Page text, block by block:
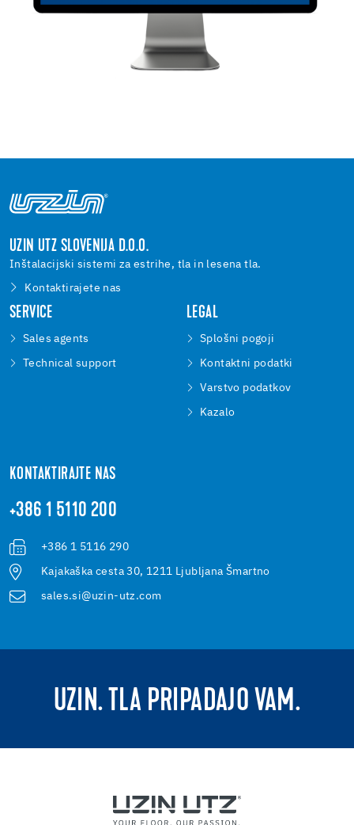
UZIN UTZ SLOVENIJA D.O.O.
Inštalacijski sistemi za estrihe, tla in lesena tla.
Kontaktirajete nas
SERVICE
Sales agents
Technical support
LEGAL
Splošni pogoji
Kontaktni podatki
Varstvo podatkov
Kazalo
KONTAKTIRAJTE NAS
+386 1 5110 200
+386 1 5116 290
Kajakaška cesta 30, 1211 Ljubljana Šmartno
sales.si@uzin-utz.com
UZIN. TLA PRIPADAJO VAM.